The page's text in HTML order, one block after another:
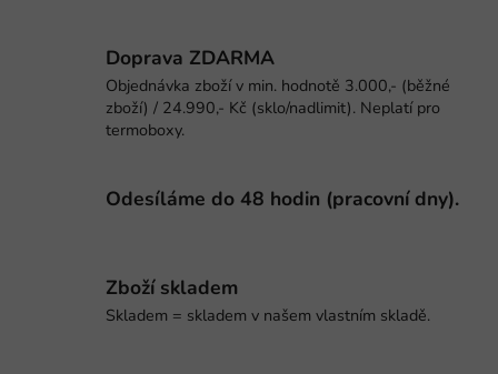
Doprava ZDARMA
Objednávka zboží v min. hodnotě 3.000,- (běžné
zboží) / 24.990,- Kč (sklo/nadlimit). Neplatí pro
termoboxy.
Odesíláme do 48 hodin (pracovní dny).
Zboží skladem
Skladem = skladem v našem vlastním skladě.